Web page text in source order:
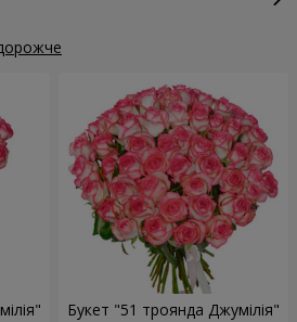
Букет "51 троянда Джумілія"